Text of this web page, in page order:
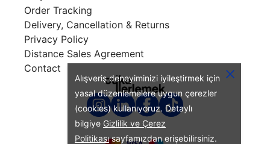
Alışveriş deneyiminizi iyileştirmek için
yasal düzenlemelere uygun çerezler
(cookies) kullanıyoruz. Detaylı
bilgiye Gizlilik ve Çerez
Politikasısayfamızdan erişebilirsiniz.
Order Tracking
Delivery, Cancellation & Returns
Privacy Policy
Distance Sales Agreement
Contact